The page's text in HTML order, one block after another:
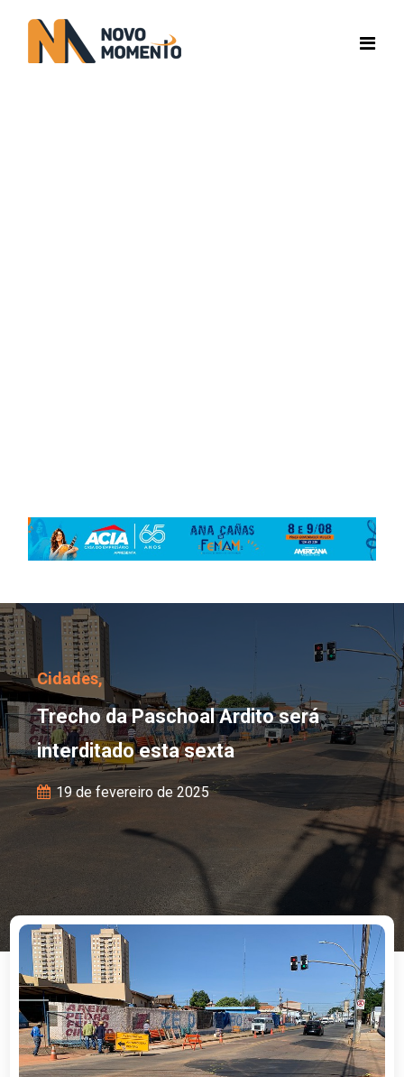
Trecho da Paschoal
Cidades,
Trecho da Paschoal Ardito será
interditado esta sexta
19 de fevereiro de 2025